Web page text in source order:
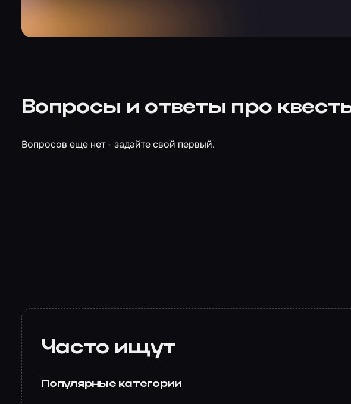
Вопросы и ответы про
Вопросов еще нет - задайте свой первый.
Часто ищут
Популярные категории